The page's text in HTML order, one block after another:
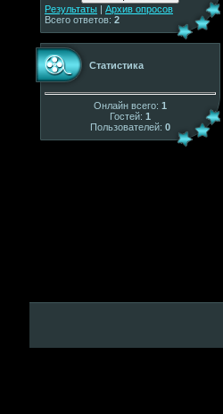
Результаты | Архив опросов
Всего ответов: 2
Статистика
Онлайн всего: 1
Гостей: 1
Пользователей: 0